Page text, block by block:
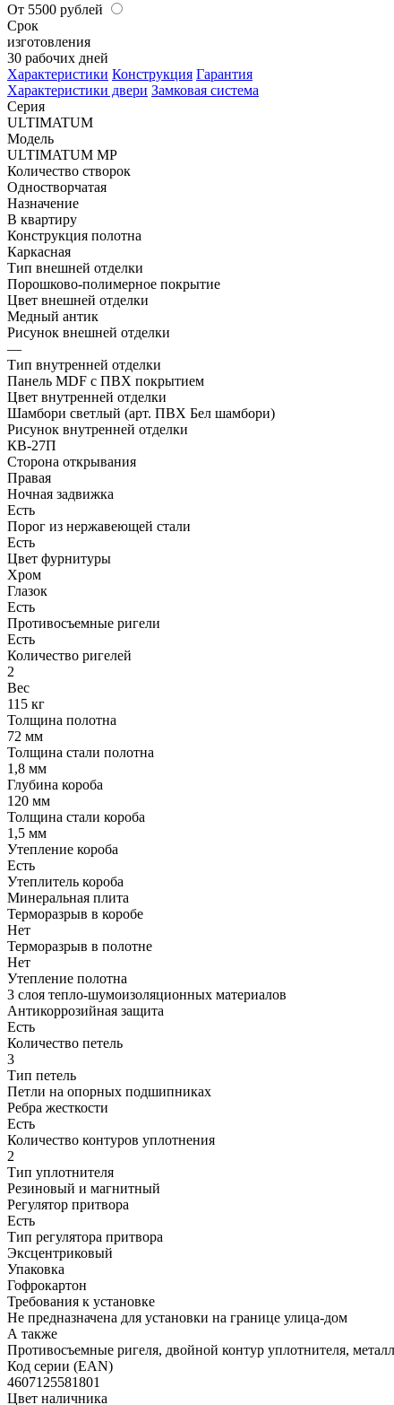
От 5500 рублей
Срок
изготовления
30 рабочих дней
Характеристики Конструкция Гарантия
Характеристики двери Замковая система
Серия
ULTIMATUM
Модель
ULTIMATUM MP
Количество створок
Одностворчатая
Назначение
В квартиру
Конструкция полотна
Каркасная
Тип внешней отделки
Порошково-полимерное покрытие
Цвет внешней отделки
Медный антик
Рисунок внешней отделки
—
Тип внутренней отделки
Панель MDF с ПВХ покрытием
Цвет внутренней отделки
Шамбори светлый (арт. ПВХ Бел шамбори)
Рисунок внутренней отделки
КВ-27П
Сторона открывания
Правая
Ночная задвижка
Есть
Порог из нержавеющей стали
Есть
Цвет фурнитуры
Хром
Глазок
Есть
Противосъемные ригели
Есть
Количество ригелей
2
Вес
115 кг
Толщина полотна
72 мм
Толщина стали полотна
1,8 мм
Глубина короба
120 мм
Толщина стали короба
1,5 мм
Утепление короба
Есть
Утеплитель короба
Минеральная плита
Терморазрыв в коробе
Нет
Терморазрыв в полотне
Нет
Утепление полотна
3 слоя тепло-шумоизоляционных материалов
Антикоррозийная защита
Есть
Количество петель
3
Тип петель
Петли на опорных подшипниках
Ребра жесткости
Есть
Количество контуров уплотнения
2
Тип уплотнителя
Резиновый и магнитный
Регулятор притвора
Есть
Тип регулятора притвора
Эксцентриковый
Упаковка
Гофрокартон
Требования к установке
Не предназначена для установки на границе улица-дом
А также
Противосъемные ригеля, двойной контур уплотнителя,
Код серии (EAN)
4607125581801
Цвет наличника